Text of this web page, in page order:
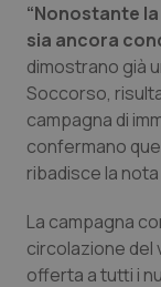
Rene &
“Nonostante
sia ancora
dimostrano già
Soccorso,
campagna di
confermano
ribadisce la
La campagna
circolazione del
offerta a tutti i